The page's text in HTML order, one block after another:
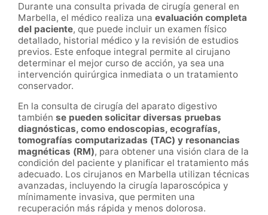
Durante una consulta privada de cirugía general en
Marbella, el médico realiza una evaluación completa
del paciente, que puede incluir un examen físico
detallado, historial médico y la revisión de estudios
previos. Este enfoque integral permite al cirujano
determinar el mejor curso de acción, ya sea una
intervención quirúrgica inmediata o un tratamiento
conservador.
En la consulta de cirugía del aparato digestivo
también se pueden solicitar diversas pruebas
diagnósticas, como endoscopias, ecografías,
tomografías computarizadas (TAC) y resonancias
magnéticas (RM), para obtener una visión clara de la
condición del paciente y planificar el tratamiento más
adecuado. Los cirujanos en Marbella utilizan técnicas
avanzadas, incluyendo la cirugía laparoscópica y
mínimamente invasiva, que permiten una
recuperación más rápida y menos dolorosa.